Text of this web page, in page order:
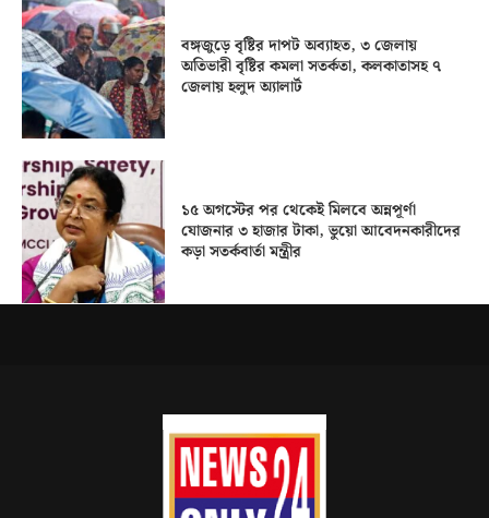
বঙ্গজুড়ে বৃষ্টির দাপট অব্যাহত, ৩ জেলায়
অতিভারী বৃষ্টির কমলা সতর্কতা, কলকাতাসহ ৭
জেলায় হলুদ অ্যালার্ট
১৫ অগস্টের পর থেকেই মিলবে অন্নপূর্ণা
যোজনার ৩ হাজার টাকা, ভুয়ো আবেদনকারীদের
কড়া সতর্কবার্তা মন্ত্রীর